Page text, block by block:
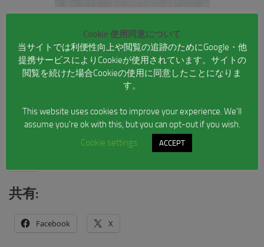
12×12 1/4 ￥6,000
9×12 1/4サイレントライトグリッド ￥5,000
6×9 1/4サイレントライトグリッド ￥3,000
画面の色味と実際は異なる場合があります
共有:
Facebook X
Cookie 使用同意について
当サイトでは利便性向上や閲覧の追跡のためにGoogle・他
提携サービスによりCookieが使用されています。サイトの
閲覧を続けた場合Cookieの使用に同意したことになりま
す。
This website uses cookies to improve your experience. We'll
assume you're ok with this, but you can opt-out if you wish.
Cookie settings
ACCEPT